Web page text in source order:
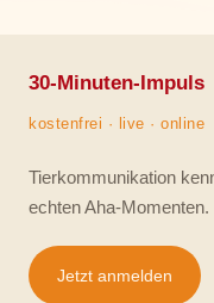
30-Minuten-Impuls
kostenfrei · live · online
Tierkommunikation
echten Aha-Momenten.
Jetzt anmelden